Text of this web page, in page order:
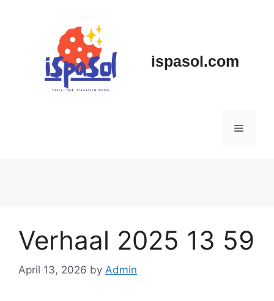
ispasol.com
Menu
Verhaal 2025 13 59
April 13, 2026 by Admin